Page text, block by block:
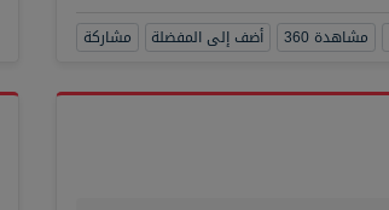
مشاهدة 360 أضف إلى المفضلة مشاركة